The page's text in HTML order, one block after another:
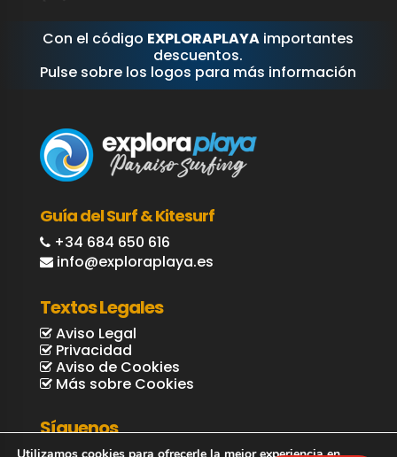
Con el código EXPLORAPLAYA importantes
descuentos.
Pulse sobre los logos para más información
Guía del Surf & Kitesurf
+34 684 650 616
info@exploraplaya.es
Textos Legales
Aviso Legal
Privacidad
Aviso de Cookies
Más sobre Cookies
Síguenos